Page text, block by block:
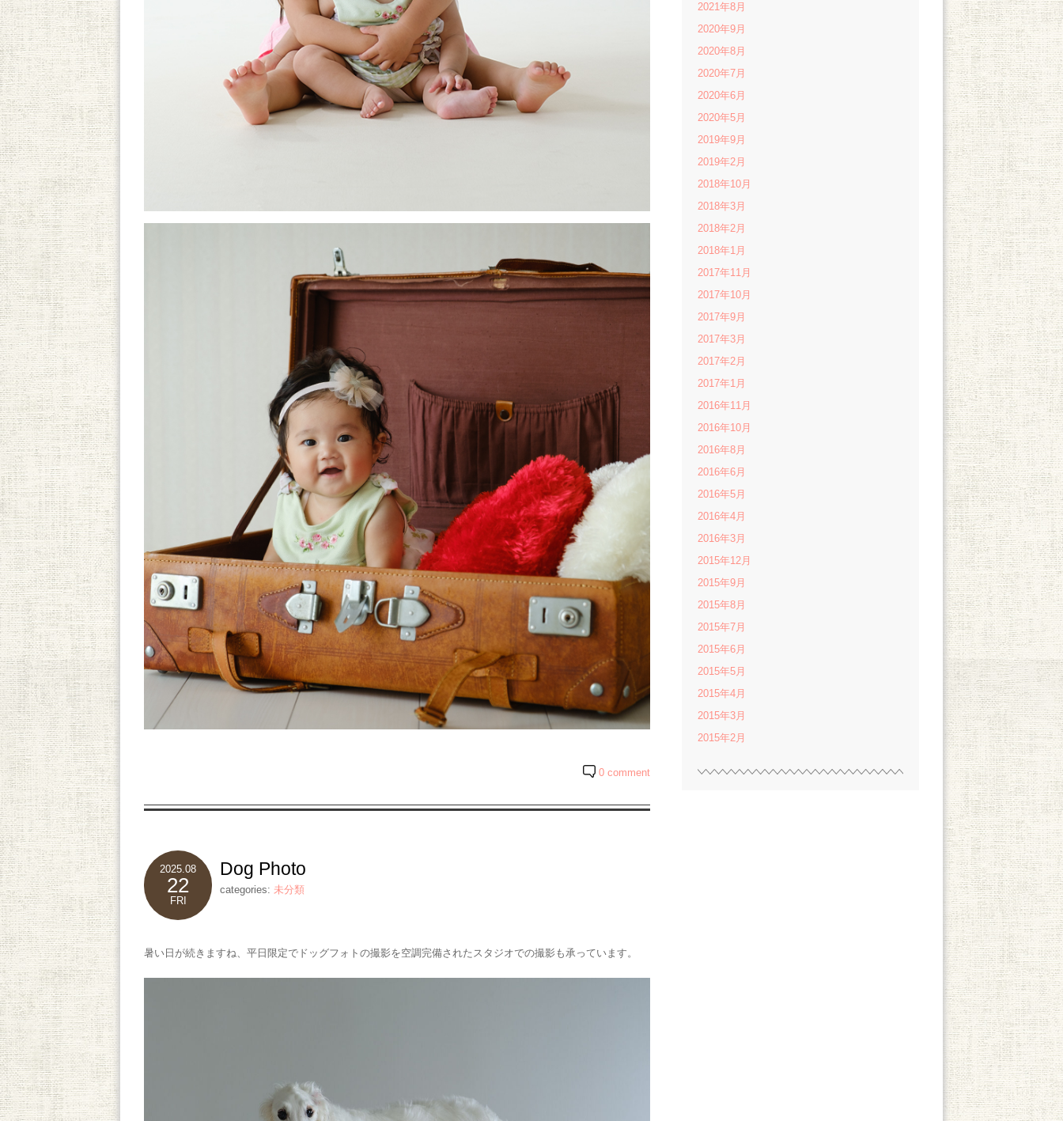
0 comment
2025.08
22
FRI
Dog Photo
categories: 未分類
暑い日が続きますね、平日限定でドッグフォトの撮影を空調完備されたスタジオでの撮影も承っています。
2021年8月
2020年9月
2020年8月
2020年7月
2020年6月
2020年5月
2019年9月
2019年2月
2018年10月
2018年3月
2018年2月
2018年1月
2017年11月
2017年10月
2017年9月
2017年3月
2017年2月
2017年1月
2016年11月
2016年10月
2016年8月
2016年6月
2016年5月
2016年4月
2016年3月
2015年12月
2015年9月
2015年8月
2015年7月
2015年6月
2015年5月
2015年4月
2015年3月
2015年2月